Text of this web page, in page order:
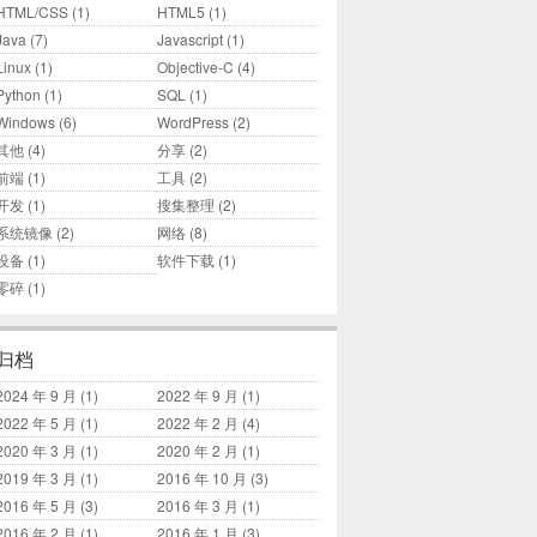
CSS (1) HTML5 (1)
(7) Javascript (1)
(1) Objective-C (4)
(1) SQL (1)
(6) WordPress (2)
他 (4) 分享 (2)
端 (1) 工具 (2)
发 (1) 搜集整理 (2)
统镜像 (2) 网络 (8)
备 (1) 软件下载 (1)
碎 (1)
档
年 9 月 (1) 2022 年 9 月 (1)
年 5 月 (1) 2022 年 2 月 (4)
年 3 月 (1) 2020 年 2 月 (1)
年 3 月 (1) 2016 年 10 月 (3)
年 5 月 (3) 2016 年 3 月 (1)
年 2 月 (1) 2016 年 1 月 (3)